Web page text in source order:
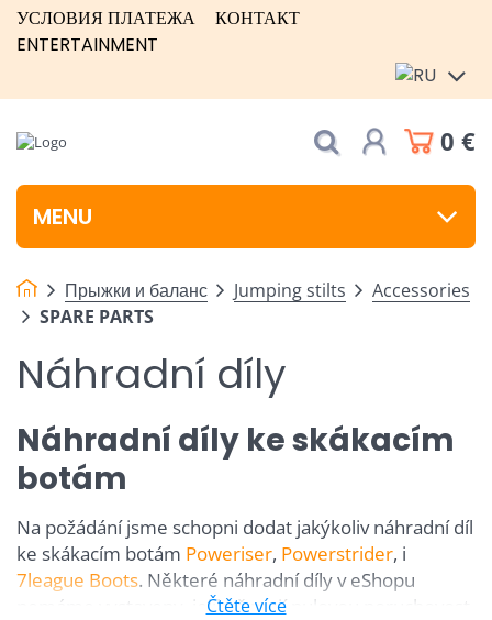
УСЛОВИЯ ПЛАТЕЖА
КОНТАКТ
ENTERTAINMENT
0 €
MENU
Прыжки и баланс Jumping stilts
Accessories
SPARE PARTS
Náhradní díly
Náhradní díly ke skákacím
botám
Na požádání jsme schopni dodat jakýkoliv náhradní díl
ke skákacím botám Poweriser, Powerstrider, i
7league Boots. Některé náhradní díly v eShopu
nemáme vystaveny, jelikož mají nulovou poruchovost.
Čtěte více